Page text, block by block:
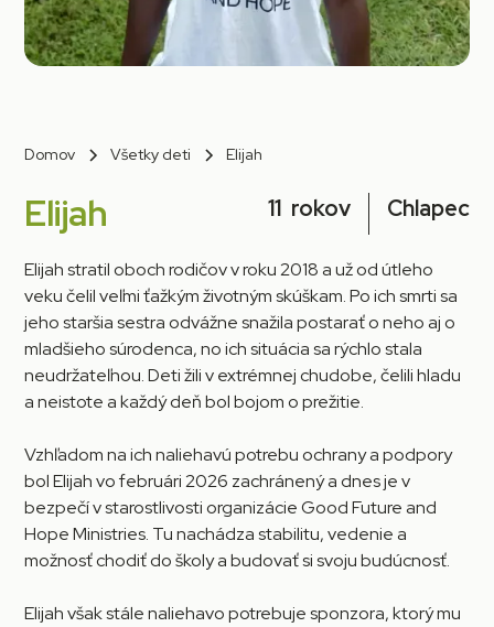
Domov Všetky deti Elijah
Elijah 11 rokov Chlapec
Elijah stratil oboch rodičov v roku 2018 a už od útleho
veku čelil veľmi ťažkým životným skúškam. Po ich smrti sa
jeho staršia sestra odvážne snažila postarať o neho aj o
mladšieho súrodenca, no ich situácia sa rýchlo stala
neudržateľnou. Deti žili v extrémnej chudobe, čelili hladu
a neistote a každý deň bol bojom o prežitie.
Vzhľadom na ich naliehavú potrebu ochrany a podpory
bol Elijah vo februári 2026 zachránený a dnes je v
bezpečí v starostlivosti organizácie Good Future and
Hope Ministries. Tu nachádza stabilitu, vedenie a
možnosť chodiť do školy a budovať si svoju budúcnosť.
Elijah však stále naliehavo potrebuje sponzora, ktorý mu